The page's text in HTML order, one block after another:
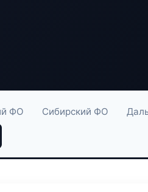
ФО Сибирский ФО